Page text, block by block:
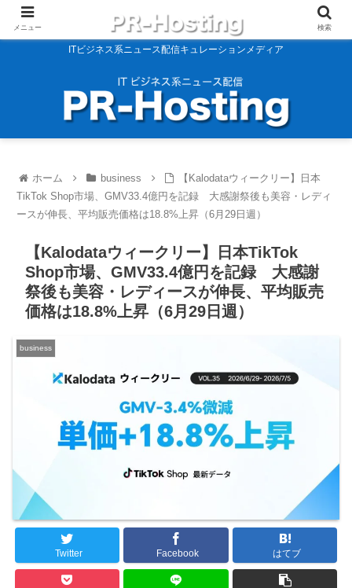
ITビジネス系ニュース配信キュレーションメディア
ホーム business
【Kalodataウィークリー】日本
TikTok Shop市場、GMV33.4億円を記録 大感謝祭後も美容・レディ
ースが伸長、平均販売価格は18.8%上昇（6月29日週）
【Kalodataウィークリー】日本TikTok
Shop市場、GMV33.4億円を記録 大感謝
祭後も美容・レディースが伸長、平均販売
価格は18.8%上昇（6月29日週）
business
Twitter Facebook はてブ
メニュー 検索